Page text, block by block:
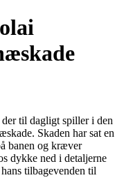
til dagligt spiller i den
Skaden har sat en
banen og kræver
dykke ned i detaljerne
tilbagevenden til